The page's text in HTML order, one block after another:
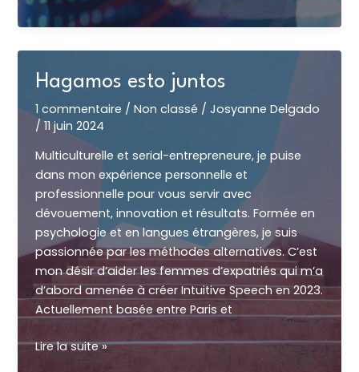
l’IA
ne
remplacera
un
coach
linguistique
c’est
une
bonne
nouvelle
!)
Hagamos esto juntos
1 commentaire /Non classé /Josyanne Delgado
/11 juin 2024
Multiculturelle et serial-entrepreneure, je puise
dans mon expérience personnelle et
professionnelle pour vous servir avec
dévouement, innovation et résultats. Formée en
psychologie et en langues étrangères, je suis
passionnée par les méthodes alternatives. C’est
mon désir d’aider les femmes d’expatriés qui m’a
d’abord amenée à créer Intuitive Speech en 2023.
Actuellement basée entre Paris et
Hagamos
Lire la suite »